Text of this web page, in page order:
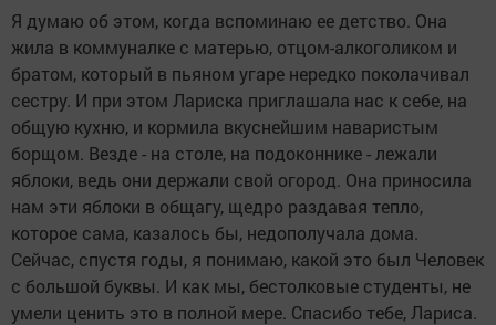
Я думаю об этом, когда вспоминаю ее детство. Она
жила в коммуналке с матерью, отцом-алкоголиком и
братом, который в пьяном угаре нередко поколачивал
сестру. И при этом Лариска приглашала нас к себе, на
общую кухню, и кормила вкуснейшим наваристым
борщом. Везде - на столе, на подоконнике - лежали
яблоки, ведь они держали свой огород. Она приносила
нам эти яблоки в общагу, щедро раздавая тепло,
которое сама, казалось бы, недополучала дома.
Сейчас, спустя годы, я понимаю, какой это был Человек
с большой буквы. И как мы, бестолковые студенты, не
умели ценить это в полной мере. Спасибо тебе, Лариса.